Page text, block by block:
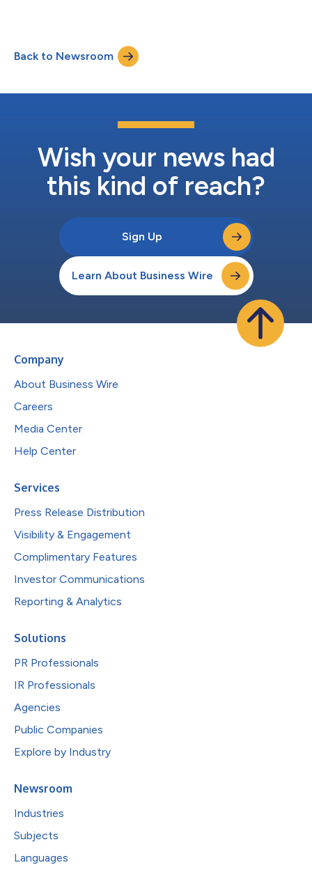
a Drogenbos, vicino a Bruxelles. La cerimonia, che si è svolta
stamattina in presenza di Hans Bonte, Ministro dell'energia del
Back to Newsroom
Wish your news had
this kind of reach?
Sign Up
Learn About Business Wire
Company
About Business Wire
Careers
Media Center
Help Center
Services
Press Release Distribution
Visibility & Engagement
Complimentary Features
Investor Communications
Reporting & Analytics
Solutions
PR Professionals
IR Professionals
Agencies
Public Companies
Explore by Industry
Newsroom
Industries
Subjects
Languages